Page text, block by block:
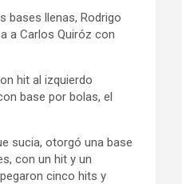
bases llenas, Rodrigo
a Carlos Quiróz con
hit al izquierdo
base por bolas, el
sucia, otorgó una base
con un hit y un
cinco hits y